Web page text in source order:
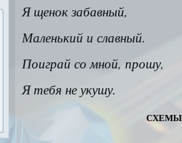
Я щенок забавный,
Маленький и славный.
Поиграй со мной, прошу,
Я тебя не укушу.